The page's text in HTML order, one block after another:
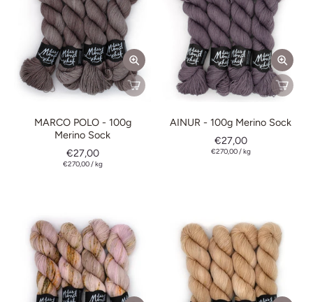
MARCO POLO - 100g
Merino Sock
€27,00
€270,00/kg
AINUR - 100g Merino Sock
€27,00
€270,00/kg